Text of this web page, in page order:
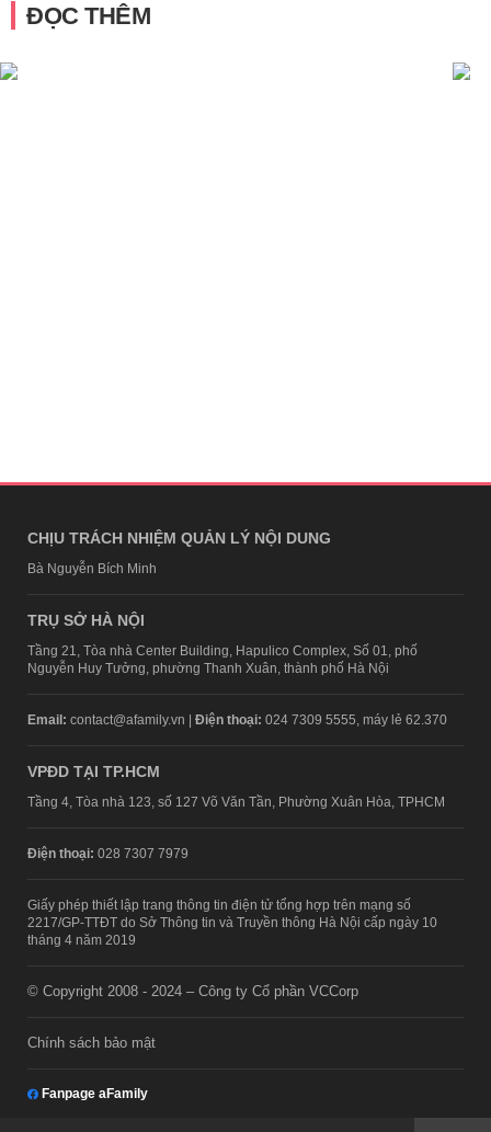
ĐỌC THÊM
CHỊU TRÁCH NHIỆM QUẢN LÝ NỘI DUNG
Bà Nguyễn Bích Minh
TRỤ SỞ HÀ NỘI
Tầng 21, Tòa nhà Center Building, Hapulico Complex, Số 01, phố
Nguyễn Huy Tưởng, phường Thanh Xuân, thành phố Hà Nội
Email: contact@afamily.vn | Điện thoại: 024 7309 5555, máy lẻ 62.370
VPĐD TẠI TP.HCM
Tầng 4, Tòa nhà 123, số 127 Võ Văn Tần, Phường Xuân Hòa, TPHCM
Điện thoại: 028 7307 7979
Giấy phép thiết lập trang thông tin điện tử tổng hợp trên mạng số
2217/GP-TTĐT do Sở Thông tin và Truyền thông Hà Nội cấp ngày 10
tháng 4 năm 2019
© Copyright 2008 - 2024 – Công ty Cổ phần VCCorp
Chính sách bảo mật
Fanpage aFamily